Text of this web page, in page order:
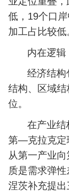
低，19个口
加工占比较低
内在逻辑
经济结构
结构、区域
位。
在产业结
第—克拉克定
从第一产业
质是需求弹
涅茨补充提